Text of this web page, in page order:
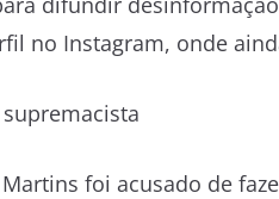
no Instagram, onde
foi acusado de